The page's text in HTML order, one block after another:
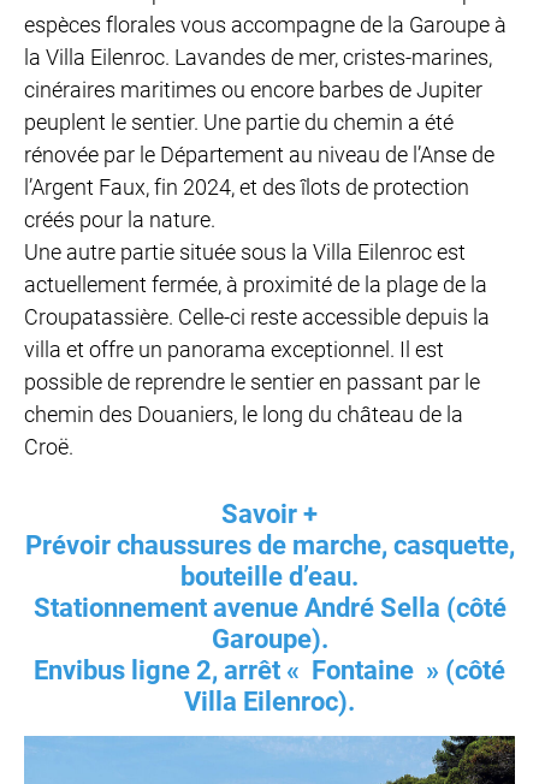
espèces florales vous accompagne de la Garoupe à
la Villa Eilenroc. Lavandes de mer, cristes-marines,
cinéraires maritimes ou encore barbes de Jupiter
peuplent le sentier. Une partie du chemin a été
rénovée par le Département au niveau de l’Anse de
l’Argent Faux, fin 2024, et des îlots de protection
créés pour la nature.
Une autre partie située sous la Villa Eilenroc est
actuellement fermée, à proximité de la plage de la
Croupatassière. Celle-ci reste accessible depuis la
villa et offre un panorama exceptionnel. Il est
possible de reprendre le sentier en passant par le
chemin des Douaniers, le long du château de la
Croë.
Savoir +
Prévoir chaussures de marche, casquette,
bouteille d’eau.
Stationnement avenue André Sella (côté
Garoupe).
Envibus ligne 2, arrêt « Fontaine » (côté
Villa Eilenroc).